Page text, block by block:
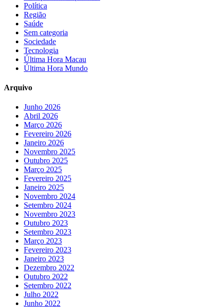
Política
Região
Saúde
Sem categoria
Sociedade
Tecnologia
Última Hora Macau
Última Hora Mundo
Arquivo
Junho 2026
Abril 2026
Março 2026
Fevereiro 2026
Janeiro 2026
Novembro 2025
Outubro 2025
Março 2025
Fevereiro 2025
Janeiro 2025
Novembro 2024
Setembro 2024
Novembro 2023
Outubro 2023
Setembro 2023
Março 2023
Fevereiro 2023
Janeiro 2023
Dezembro 2022
Outubro 2022
Setembro 2022
Julho 2022
Junho 2022